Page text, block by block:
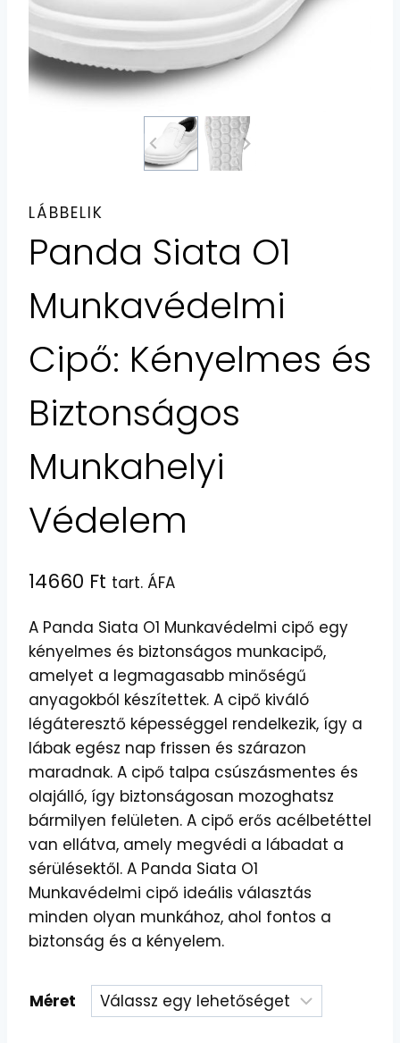
LÁBBELIK
Panda Siata O1
Munkavédelmi
Cipő: Kényelmes és
Biztonságos
Munkahelyi
Védelem
14660 Ft tart. ÁFA
A Panda Siata O1 Munkavédelmi cipő egy
kényelmes és biztonságos munkacipő,
amelyet a legmagasabb minőségű
anyagokból készítettek. A cipő kiváló
légáteresztő képességgel rendelkezik, így a
lábak egész nap frissen és szárazon
maradnak. A cipő talpa csúszásmentes és
olajálló, így biztonságosan mozoghatsz
bármilyen felületen. A cipő erős acélbetéttel
van ellátva, amely megvédi a lábadat a
sérülésektől. A Panda Siata O1
Munkavédelmi cipő ideális választás
minden olyan munkához, ahol fontos a
biztonság és a kényelem.
Méret